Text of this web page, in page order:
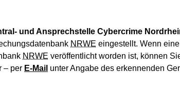
und Ansprechstelle Cybercrime
NRWE eingestellt. Wenn
NRWE veröffentlicht worden ist, können
– per E-Mail unter Angabe des erkennenden